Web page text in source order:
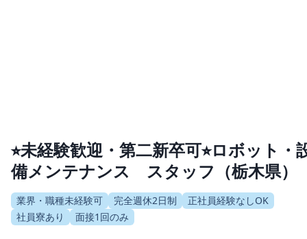
⭐︎未経験歓迎・第二新卒可⭐︎ロボット・
備メンテナンス スタッフ（栃木県）
業界・職種未経験可 完全週休2日制
正社員経験なしOK
社員寮あり
面接1回のみ